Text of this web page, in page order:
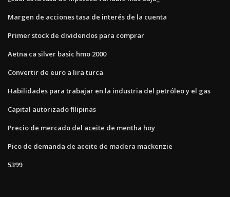
Margen de acciones tasa de interés de la cuenta
Primer stock de dividendos para comprar
Aetna ca silver basic hmo 2000
Convertir de euro a lira turca
Habilidades para trabajar en la industria del petróleo y el gas
Capital autorizado filipinas
Precio de mercado del aceite de mentha hoy
Pico de demanda de aceite de madera mackenzie
5399